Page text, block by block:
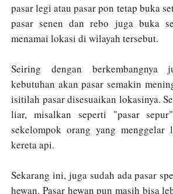
pasar legi atau pasar pon tetap buka
pasar senen dan rebo juga buka
menamai lokasi di wilayah tersebut.
Seiring dengan berkembangnya
kebutuhan akan pasar semakin
isitilah pasar disesuaikan lokasinya.
liar, misalkan seperti "pasar
sekelompok orang yang
kereta api.
Sekarang ini, juga sudah ada pasar
hewan. Pasar hewan pun masih bisa